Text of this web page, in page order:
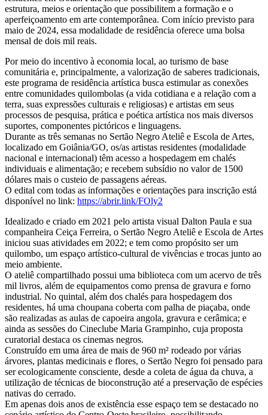
estrutura, meios e orientação que possibilitem a formação e o
aperfeiçoamento em arte contemporânea. Com início previsto para
maio de 2024, essa modalidade de residência oferece uma bolsa
mensal de dois mil reais.
Por meio do incentivo à economia local, ao turismo de base
comunitária e, principalmente, a valorização de saberes tradicionais,
este programa de residência artística busca estimular as conexões
entre comunidades quilombolas (a vida cotidiana e a relação com a
terra, suas expressões culturais e religiosas) e artistas em seus
processos de pesquisa, prática e poética artística nos mais diversos
suportes, componentes pictóricos e linguagens.
Durante as três semanas no Sertão Negro Ateliê e Escola de Artes,
localizado em Goiânia/GO, os/as artistas residentes (modalidade
nacional e internacional) têm acesso a hospedagem em chalés
individuais e alimentação; e recebem subsídio no valor de 1500
dólares mais o custeio de passagens aéreas.
O edital com todas as informações e orientações para inscrição está
disponível no link: https://abrir.link/FOly2
Idealizado e criado em 2021 pelo artista visual Dalton Paula e sua
companheira Ceiça Ferreira, o Sertão Negro Ateliê e Escola de Artes
iniciou suas atividades em 2022; e tem como propósito ser um
quilombo, um espaço artístico-cultural de vivências e trocas junto ao
meio ambiente.
O ateliê compartilhado possui uma biblioteca com um acervo de três
mil livros, além de equipamentos como prensa de gravura e forno
industrial. No quintal, além dos chalés para hospedagem dos
residentes, há uma choupana coberta com palha de piaçaba, onde
são realizadas as aulas de capoeira angola, gravura e cerâmica; e
ainda as sessões do Cineclube Maria Grampinho, cuja proposta
curatorial destaca os cinemas negros.
Construído em uma área de mais de 960 m² rodeado por várias
árvores, plantas medicinais e flores, o Sertão Negro foi pensado para
ser ecologicamente consciente, desde a coleta de água da chuva, a
utilização de técnicas de bioconstrução até a preservação de espécies
nativas do cerrado.
Em apenas dois anos de existência esse espaço tem se destacado no